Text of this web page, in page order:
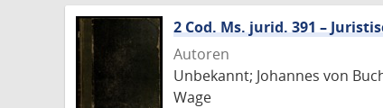
2 Cod. Ms. jurid. 391 –
Autoren
Unbekannt; Johannes von
Wage